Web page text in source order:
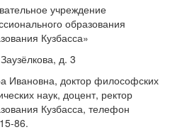
учреждение
образования
Кузбасса»
д. 3
Ивановна, доктор философских
наук, доцент, ректор
Кузбасса, телефон
86.